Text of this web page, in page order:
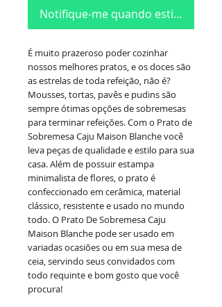
Notifique-me quando estiver
É muito prazeroso poder cozinhar
nossos melhores pratos, e os doces são
as estrelas de toda refeição, não é?
Mousses, tortas, pavês e pudins são
sempre ótimas opções de sobremesas
para terminar refeições. Com o Prato de
Sobremesa Caju Maison Blanche você
leva peças de qualidade e estilo para sua
casa. Além de possuir estampa
minimalista de flores, o prato é
confeccionado em cerâmica, material
clássico, resistente e usado no mundo
todo. O Prato De Sobremesa Caju
Maison Blanche pode ser usado em
variadas ocasiões ou em sua mesa de
ceia, servindo seus convidados com
todo requinte e bom gosto que você
procura!